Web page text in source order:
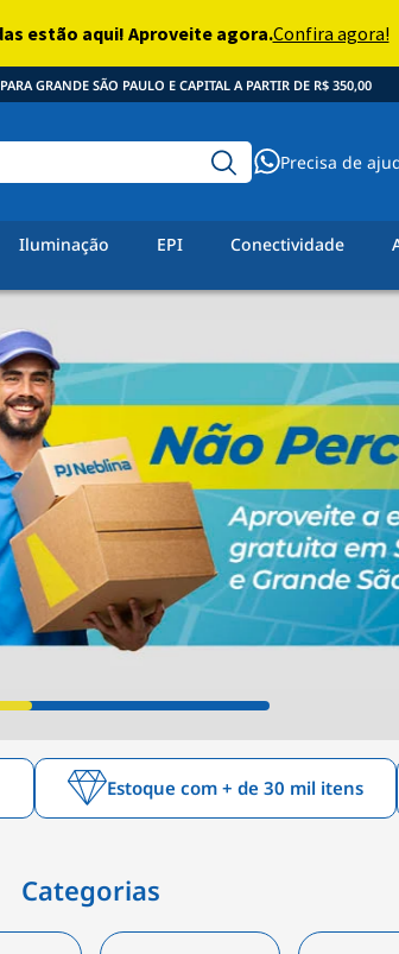
PARA GRANDE SÃO PAULO E CAPITAL A PARTIR DE R$ 350,00
Precisa de
Iluminação EPI Conectividade
Estoque com + de 30 mil itens
Categorias